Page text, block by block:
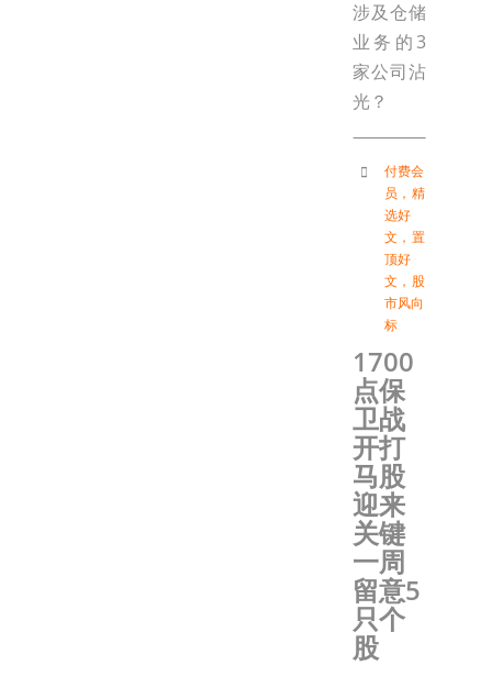
涉及仓储
业务的3
家公司沾
光？
付费会
员 ， 精
选好
文 ， 置
顶好
文 ， 股
市风向
标
1700
点保
卫战
开打
马股
迎来
关键
一周
留意5
只个
股